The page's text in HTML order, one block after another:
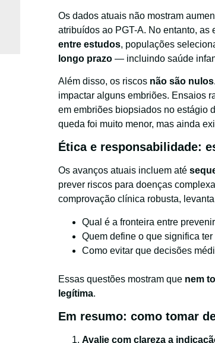
Os dados atuais não mostram
atribuídos ao PGT-A. No entanto,
entre estudos, populações
longo prazo — incluindo saúde
Além disso, os riscos não são nulos
impactar alguns embriões. Ensaios
em embriões biopsiados no estágio
queda foi muito menor, mas ainda
Ética e responsabilidade:
Os avanços atuais incluem até
prever riscos para doenças
comprovação clínica robusta,
Qual é a fronteira entre
Quem define o que significa ter
Como evitar que decisões
Essas questões mostram que nem
legítima.
Em resumo: como tomar
Avalie com clareza a